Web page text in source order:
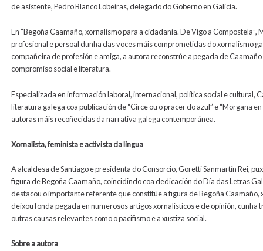
de asistente, Pedro Blanco Lobeiras, delegado do Goberno en Galicia.
En “Begoña Caamaño, xornalismo para a cidadanía. De Vigo a
profesional e persoal dunha das voces máis comprometidas do xornalismo
compañeira de profesión e amiga, a autora reconstrúe a pegada de
compromiso social e literatura.
Especializada en información laboral, internacional, política social e cultural,
literatura galega coa publicación de “Circe ou o pracer do azul” e “Morgana
autoras máis recoñecidas da narrativa galega contemporánea.
Xornalista, feminista e activista da lingua
A alcaldesa de Santiago e presidenta do Consorcio, Goretti Sanmartín Rei,
figura de Begoña Caamaño, coincidindo coa dedicación do Día das Letras
destacou o importante referente que constitúe a figura de Begoña
deixou fonda pegada en numerosos artigos xornalísticos e de opinión,
outras causas relevantes como o pacifismo e a xustiza social.
Sobre a autora